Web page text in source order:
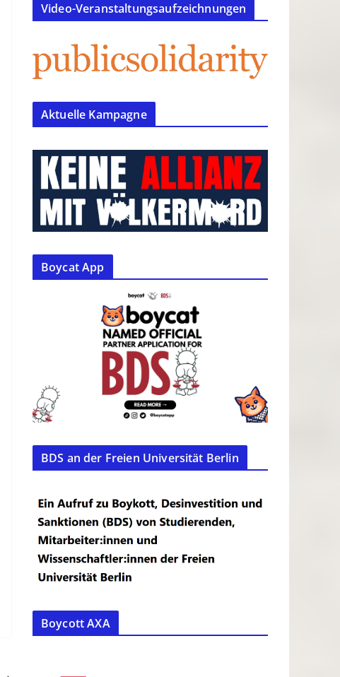
Video-Veranstaltungsaufzeichnungen
Aktuelle Kampagne
Boycat App
BDS an der Freien Universität Berlin
Boycott AXA